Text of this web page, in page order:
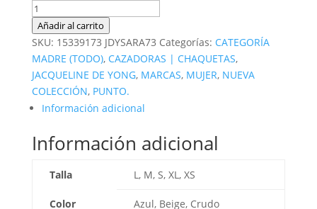
Chaqueta
de
punto
cantidad
Añadir al carrito
SKU: 15339173 JDYSARA73 Categorías: CATEGORÍA
MADRE (TODO), CAZADORAS | CHAQUETAS,
JACQUELINE DE YONG, MARCAS, MUJER, NUEVA
COLECCIÓN, PUNTO.
Información adicional
Información adicional
Talla L, M, S, XL, XS
Color Azul, Beige, Crudo